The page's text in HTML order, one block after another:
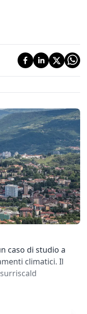
caso di studio a
climatici. Il